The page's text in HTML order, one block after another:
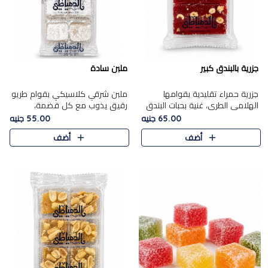
جزرية بالبندق كبير
جزرية حمراء تقليدية بقوامها
الهلامي الطري، غنية بحبات البندق
الفاخرة التي تضيف قرمشة راقية
إلى قوامها الناعم، لتقدم مزيجًا
متوازنًا من النكه..
65.00 جنيه
أضف
ملبن سادة
ملبن شرقي كلاسيكي بقوام طريو
رقيق يذوب مع كل قضمة،
مغطى بطبقة ناعمة من السكر
البودرة ليقدم المذاق الأصيل الذي
ارتبط بحلويات المولد التقليدي..
55.00 جنيه
أضف